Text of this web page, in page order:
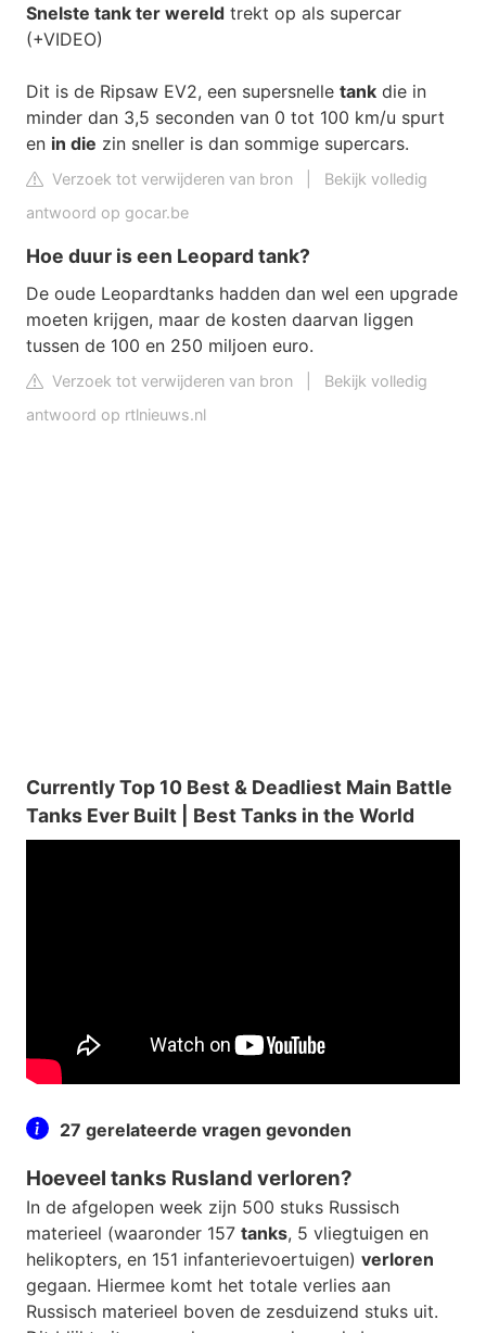
Snelste tank ter wereld trekt op als supercar
(+VIDEO)
Dit is de Ripsaw EV2, een supersnelle tank die in
minder dan 3,5 seconden van 0 tot 100 km/u spurt
en in die zin sneller is dan sommige supercars.
Verzoek tot verwijderen van bron
Bekijk volledig
antwoord op gocar.be
Hoe duur is een Leopard tank?
De oude Leopardtanks hadden dan wel een upgrade
moeten krijgen, maar de kosten daarvan liggen
tussen de 100 en 250 miljoen euro.
Verzoek tot verwijderen van bron
Bekijk volledig
antwoord op rtlnieuws.nl
Currently Top 10 Best & Deadliest Main Battle
Tanks Ever Built | Best Tanks in the World
27 gerelateerde vragen gevonden
Hoeveel tanks Rusland verloren?
In de afgelopen week zijn 500 stuks Russisch
materieel (waaronder 157 tanks, 5 vliegtuigen en
helikopters, en 151 infanterievoertuigen) verloren
gegaan. Hiermee komt het totale verlies aan
Russisch materieel boven de zesduizend stuks uit.